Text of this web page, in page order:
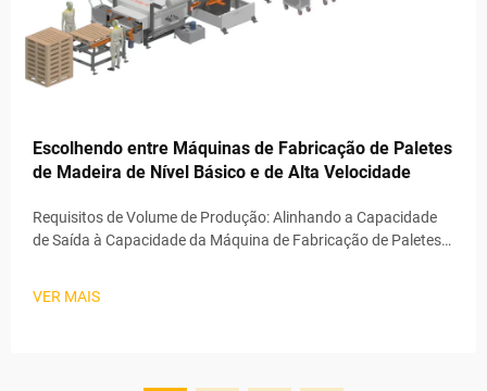
Escolhendo entre Máquinas de Fabricação de Paletes
de Madeira de Nível Básico e de Alta Velocidade
Requisitos de Volume de Produção: Alinhando a Capacidade
de Saída à Capacidade da Máquina de Fabricação de Paletes
VER MAIS